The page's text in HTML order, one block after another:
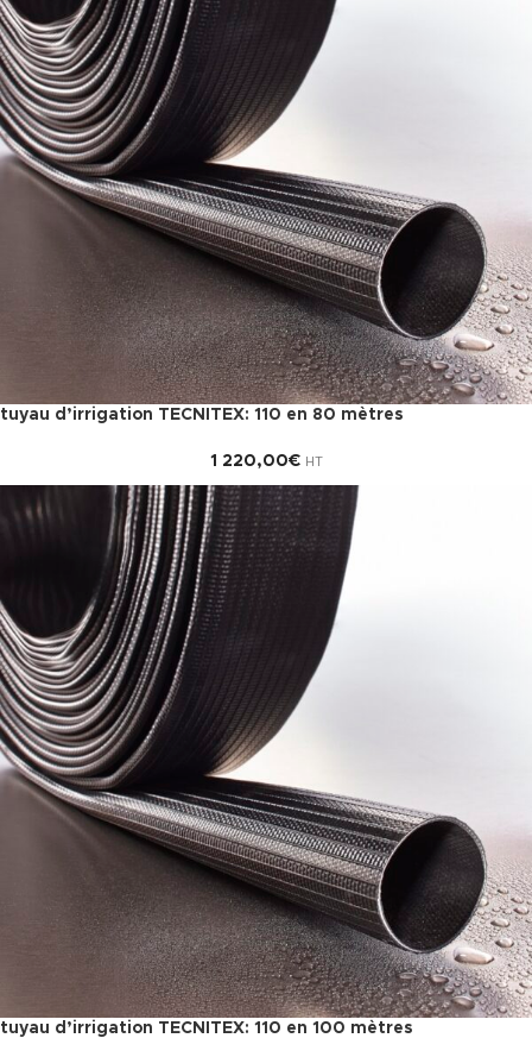
tuyau d’irrigation TECNITEX: 110 en 80 mètres
1 220,00€ HT
tuyau d’irrigation TECNITEX: 110 en 100 mètres